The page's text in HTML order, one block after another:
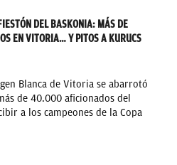
DEL BASKONIA: MÁS DE
EN VITORIA… Y PITOS A KURUCS
Blanca de Vitoria se abarrotó
de 40.000 aficionados del
a los campeones de la Copa